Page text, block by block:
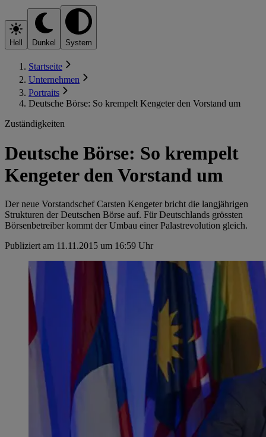
Hell Dunkel System
Startseite
Unternehmen
Portraits
Deutsche Börse: So krempelt Kengeter den Vorstand um
Zuständigkeiten
Deutsche Börse: So krempelt
Kengeter den Vorstand um
Der neue Vorstandschef Carsten Kengeter bricht die langjährigen
Strukturen der Deutschen Börse auf. Für Deutschlands grössten
Börsenbetreiber kommt der Umbau einer Palastrevolution gleich.
Publiziert am 11.11.2015 um 16:59 Uhr